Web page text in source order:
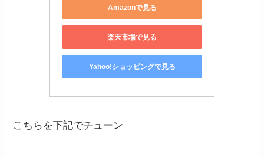
Amazonで見る
楽天市場で見る
Yahoo!ショッピングで見る
こちらを下記でチューン